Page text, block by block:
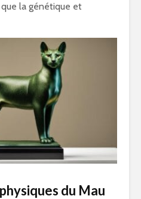
la génétique et
du Mau